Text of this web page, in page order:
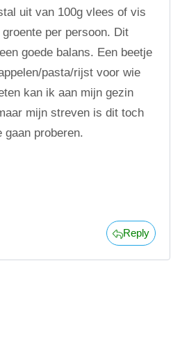
uit van 100g vlees of vis
per persoon. Dit
goede balans. Een beetje
pasta/rijst voor wie
kan ik aan mijn gezin
mijn streven is dit toch
gaan proberen.
Reply